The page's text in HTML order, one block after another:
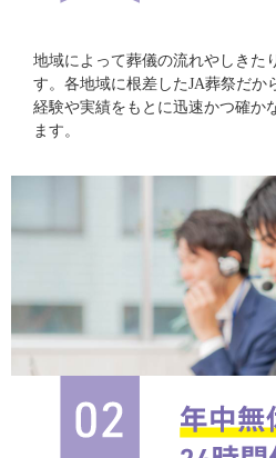
地域によって葬儀の流れやしきた
す。各地域に根差したJA葬祭だか
経験や実績をもとに迅速かつ確か
ます。